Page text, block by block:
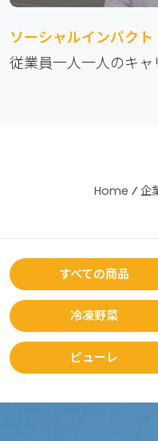
ソーシャルインパクト
従業員一人一人のキ
Home ⁄ 企
すべての商品
冷凍野菜
ピューレ